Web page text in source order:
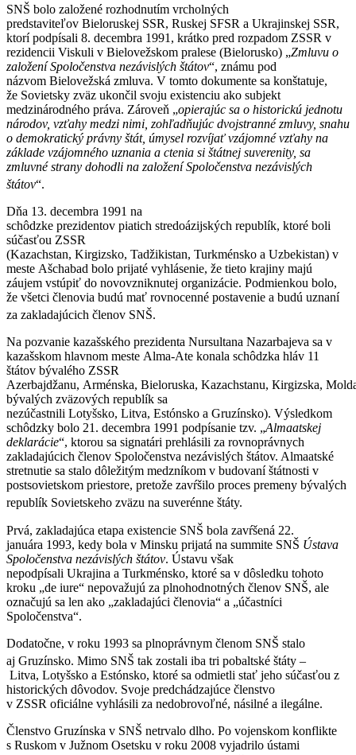
SNŠ bolo založené rozhodnutím vrcholných
predstaviteľov Bieloruskej SSR, Ruskej SFSR a Ukrajinskej SSR,
ktorí podpísali 8. decembra 1991, krátko pred rozpadom ZSSR v
rezidencii Viskuli v Bielovežskom pralese (Bielorusko) „Zmluvu o
založení Spoločenstva nezávislých štátov“, známu pod
názvom Bielovežská zmluva. V tomto dokumente sa konštatuje,
že Sovietsky zväz ukončil svoju existenciu ako subjekt
medzinárodného práva. Zároveň „opierajúc sa o historickú jednotu
národov, vzťahy medzi nimi, zohľadňujúc dvojstranné zmluvy, snahu
o demokratický právny štát, úmysel rozvíjať vzájomné vzťahy na
základe vzájomného uznania a ctenia si štátnej suverenity, sa
zmluvné strany dohodli na založení Spoločenstva nezávislých
štátov“.
Dňa 13. decembra 1991 na
schôdzke prezidentov piatich stredoázijských republík, ktoré boli
súčasťou ZSSR
(Kazachstan, Kirgizsko, Tadžikistan, Turkménsko a Uzbekistan) v
meste Ašchabad bolo prijaté vyhlásenie, že tieto krajiny majú
záujem vstúpiť do novovzniknutej organizácie. Podmienkou bolo,
že všetci členovia budú mať rovnocenné postavenie a budú uznaní
za zakladajúcich členov SNŠ.
Na pozvanie kazašského prezidenta Nursultana Nazarbajeva sa v
kazašskom hlavnom meste Alma-Ate konala schôdzka hláv 11
štátov bývalého ZSSR
Azerbajdžanu, Arménska, Bieloruska, Kazachstanu, Кirgizska,
bývalých zväzových republík sa
nezúčastnili Lotyšsko, Litva, Estónsko a Gruzínsko). Výsledkom
schôdzky bolo 21. decembra 1991 podpísanie tzv. „Almaatskej
deklarácie“, ktorou sa signatári prehlásili za rovnoprávnych
zakladajúcich členov Spoločenstva nezávislých štátov. Almaatské
stretnutie sa stalo dôležitým medzníkom v budovaní štátnosti v
postsovietskom priestore, pretože zavŕšilo proces premeny bývalých
republík Sovietskeho zväzu na suverénne štáty.
Prvá, zakladajúca etapa existencie SNŠ bola zavŕšená 22.
januára 1993, kedy bola v Minsku prijatá na summite SNŠ Ústava
Spoločenstva nezávislých štátov. Ústavu však
nepodpísali Ukrajina a Turkménsko, ktoré sa v dôsledku tohoto
kroku „de iure“ nepovažujú za plnohodnotných členov SNŠ, ale
označujú sa len ako „zakladajúci členovia“ a „účastníci
Spoločenstva“.
Dodatočne, v roku 1993 sa plnoprávnym členom SNŠ stalo
aj Gruzínsko. Mimo SNŠ tak zostali iba tri pobaltské štáty –
Litva, Lotyšsko a Estónsko, ktoré sa odmietli stať jeho súčasťou z
historických dôvodov. Svoje predchádzajúce členstvo
v ZSSR oficiálne vyhlásili za nedobrovoľné, násilné a ilegálne.
Členstvo Gruzínska v SNŠ netrvalo dlho. Po vojenskom konflikte
s Ruskom v Južnom Osetsku v roku 2008 vyjadrilo ústami